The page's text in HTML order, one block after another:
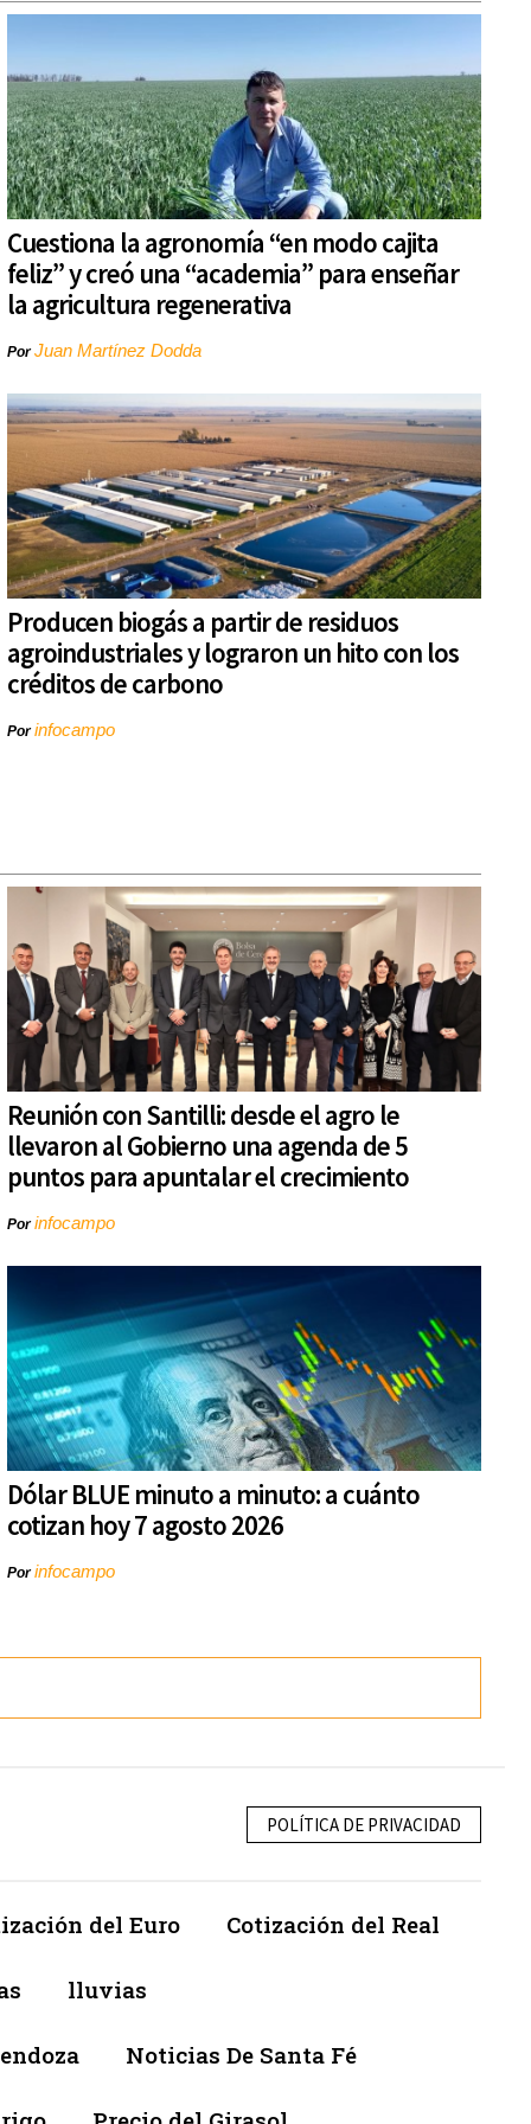
Cuestiona la agronomía “en modo cajita
feliz” y creó una “academia” para enseñar
la agricultura regenerativa
PorJuan Martínez Dodda
Producen biogás a partir de residuos
agroindustriales y lograron un hito con los
créditos de carbono
Porinfocampo
Reunión con Santilli: desde el agro le
llevaron al Gobierno una agenda de 5
puntos para apuntalar el crecimiento
Porinfocampo
Dólar BLUE minuto a minuto: a cuánto
cotizan hoy 7 agosto 2026
Porinfocampo
POLÍTICA DE PRIVACIDAD
del Euro Cotización del Real
lluvias
Noticias De Santa Fé